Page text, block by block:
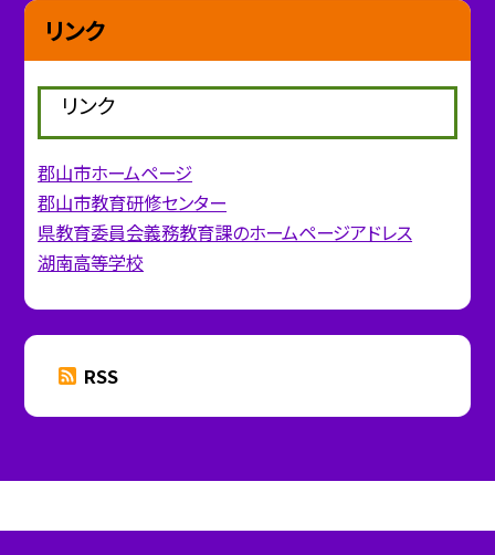
リンク
リンク
郡山市ホームページ
郡山市教育研修センター
県教育委員会義務教育課のホームページアドレス
湖南高等学校
RSS